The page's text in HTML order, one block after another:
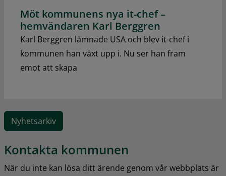
Möt kommunens nya it-chef –
hemvändaren Karl Berggren
Karl Berggren lämnade USA och blev it-chef i
kommunen han växt upp i. Nu ser han fram
emot att skapa
Nyhetsarkiv
Kontakta kommunen
När du inte kan lösa ditt ärende genom vår webbplats är